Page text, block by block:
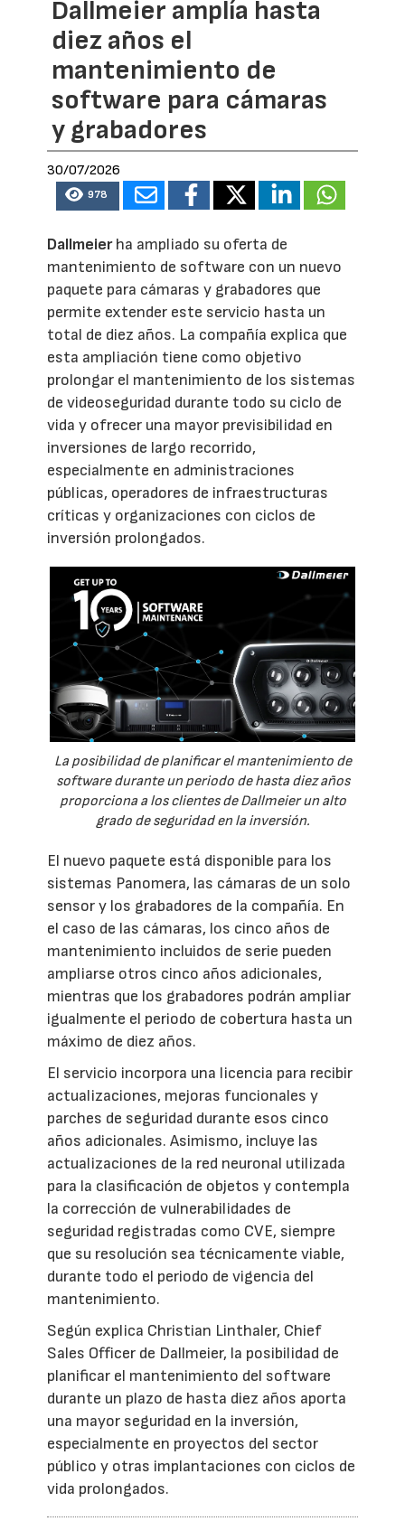
Dallmeier amplía hasta
diez años el
mantenimiento de
software para cámaras
y grabadores
30/07/2026
978
Dallmeierha ampliado su oferta de
mantenimiento de software con un nuevo
paquete para cámaras y grabadores que
permite extender este servicio hasta un
total de diez años. La compañía explica que
esta ampliación tiene como objetivo
prolongar el mantenimiento de los sistemas
de videoseguridad durante todo su ciclo de
vida y ofrecer una mayor previsibilidad en
inversiones de largo recorrido,
especialmente en administraciones
públicas, operadores de infraestructuras
críticas y organizaciones con ciclos de
inversión prolongados.
La posibilidad de planificar el mantenimiento de
software durante un periodo de hasta diez años
proporciona a los clientes de Dallmeier un alto
grado de seguridad en la inversión.
El nuevo paquete está disponible para los
sistemas Panomera, las cámaras de un solo
sensor y los grabadores de la compañía. En
el caso de las cámaras, los cinco años de
mantenimiento incluidos de serie pueden
ampliarse otros cinco años adicionales,
mientras que los grabadores podrán ampliar
igualmente el periodo de cobertura hasta un
máximo de diez años.
El servicio incorpora una licencia para recibir
actualizaciones, mejoras funcionales y
parches de seguridad durante esos cinco
años adicionales. Asimismo, incluye las
actualizaciones de la red neuronal utilizada
para la clasificación de objetos y contempla
la corrección de vulnerabilidades de
seguridad registradas como CVE, siempre
que su resolución sea técnicamente viable,
durante todo el periodo de vigencia del
mantenimiento.
Según explica Christian Linthaler, Chief
Sales Officer de Dallmeier, la posibilidad de
planificar el mantenimiento del software
durante un plazo de hasta diez años aporta
una mayor seguridad en la inversión,
especialmente en proyectos del sector
público y otras implantaciones con ciclos de
vida prolongados.